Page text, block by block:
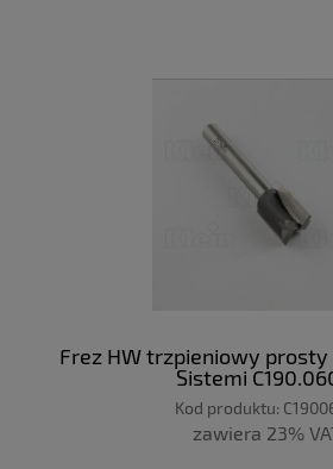
Frez HW trzpieniowy
Sistemi
Kod produktu:
zawiera 23%